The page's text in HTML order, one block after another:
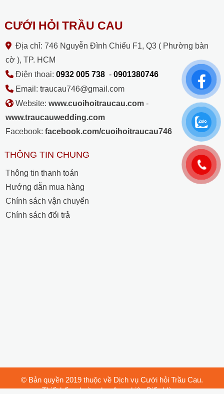
CƯỚI HỎI TRẦU CAU
Địa chỉ: 746 Nguyễn Đình Chiểu F1, Q3 ( Phường bàn
cờ ), TP. HCM
Điện thoại: 0932 005 738- 0901380746
Email: traucau746@gmail.com
Website: www.cuoihoitraucau.com -
www.traucauwedding.com
Facebook: facebook.com/cuoihoitraucau746
THÔNG TIN CHUNG
Thông tin thanh toán
Hướng dẫn mua hàng
Chính sách vận chuyển
Chính sách đổi trả
© Bản quyền 2019 thuộc về Dịch vụ Cưới hỏi Trầu Cau.
Thiết kế website chuyên nghiệp Biển Vàng.